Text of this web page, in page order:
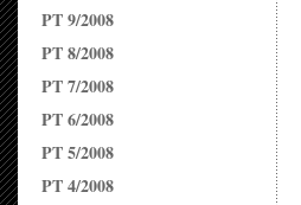
PT 9/2008
PT 8/2008
PT 7/2008
PT 6/2008
PT 5/2008
PT 4/2008